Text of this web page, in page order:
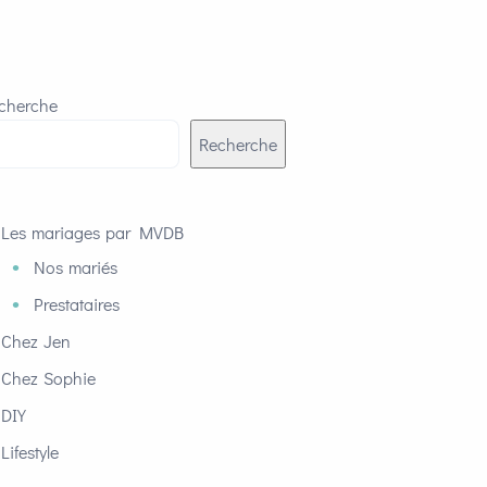
Recherche
Les mariages par MVDB
Nos mariés
Prestataires
Chez Jen
Chez Sophie
DIY
Lifestyle